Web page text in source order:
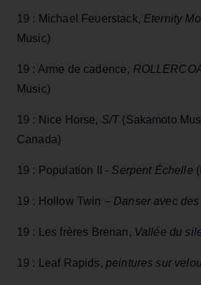
19 : Michael Feuerstack, Eternity
Music)
19 : Arme de cadence,
Music)
19 : Nice Horse, S/T(Sakamoto
Canada)
19 : Population II - Serpent Échelle
19 : Hollow Twin – Danser avec
19 : Les frères Brenan, Vallée du
19 : Leaf Rapids, peintures sur